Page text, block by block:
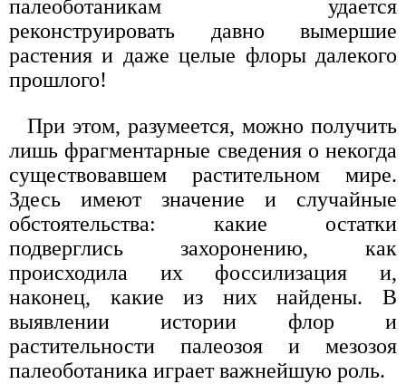
палеоботаникам удается
реконструировать давно вымершие
растения и даже целые флоры далекого
прошлого!
При этом, разумеется, можно получить
лишь фрагментарные сведения о некогда
существовавшем растительном мире.
Здесь имеют значение и случайные
обстоятельства: какие остатки
подверглись захоронению, как
происходила их фоссилизация и,
наконец, какие из них найдены. В
выявлении истории флор и
растительности палеозоя и мезозоя
палеоботаника играет важнейшую роль.